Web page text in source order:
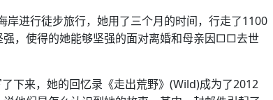
进行徒步旅行，她用了三个月的时间，行走了1100
，使得的她能够坚强的面对离婚和母亲因□□去世
下来，她的回忆录《走出荒野》(Wild)成为了2012